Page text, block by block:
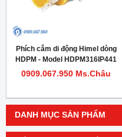
DANH MỤC SẢN PHẨM
Phích cắm di động Himel dòng
HDPM - Model HDPM316IP441
0909.067.950 Ms.Châu